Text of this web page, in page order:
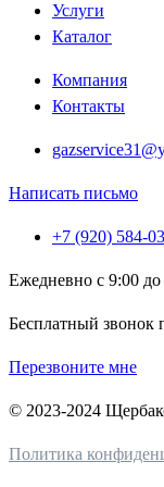
Услуги
Каталог
Компания
Контакты
Написать письмо
+7 (920) 584-
Ежедневно с 9:00 до
Бесплатный звонок
Перезвоните мне
© 2023-2024
Политика